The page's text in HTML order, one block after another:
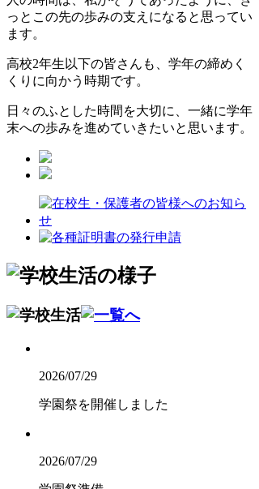
っとこの先の歩みの支えになると思ってい
ます。
高校2年生以下の皆さんも、学年の締めく
くりに向かう時期です。
日々のふとした時間を大切に、一緒に学年
末への歩みを進めていきたいと思います。
2026/07/29
学園祭を開催しました
2026/07/29